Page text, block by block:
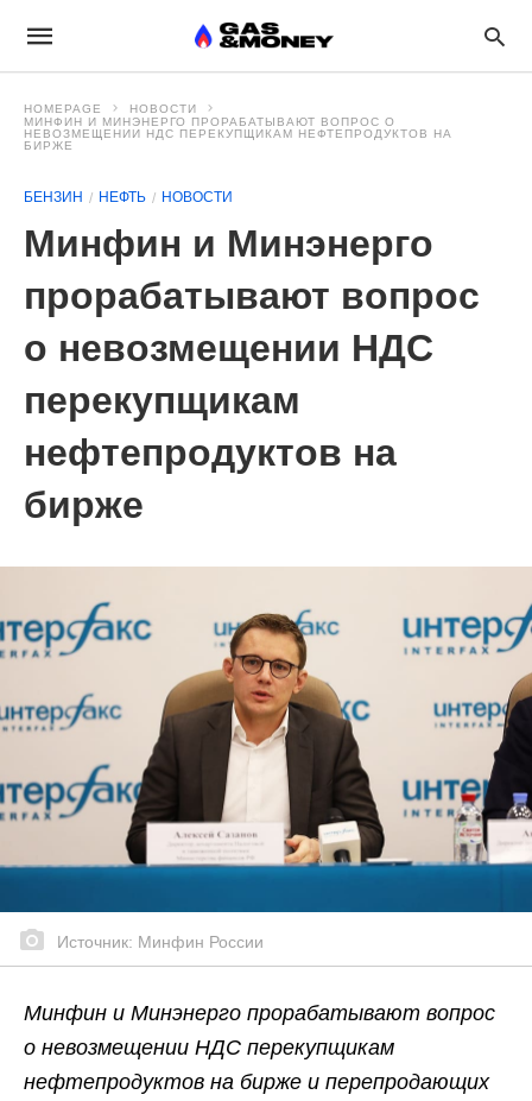
HOMEPAGE
НОВОСТИ
МИНФИН И МИНЭНЕРГО ПРОРАБАТЫВАЮТ ВОПРОС О
НЕВОЗМЕЩЕНИИ НДС ПЕРЕКУПЩИКАМ НЕФТЕПРОДУКТОВ НА
БИРЖЕ
БЕНЗИН НЕФТЬ НОВОСТИ
Минфин и Минэнерго
прорабатывают вопрос
о невозмещении НДС
перекупщикам
нефтепродуктов на
бирже
Источник: Минфин России
Минфин и Минэнерго прорабатывают вопрос
о невозмещении НДС перекупщикам
нефтепродуктов на бирже и перепродающих